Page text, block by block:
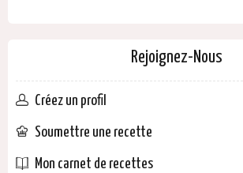
Rejoignez-Nous
Créez un profil
Soumettre une recette
Mon carnet de recettes